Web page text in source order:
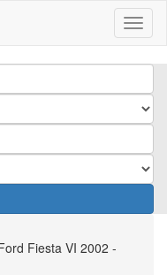
Fiesta VI 2002 -